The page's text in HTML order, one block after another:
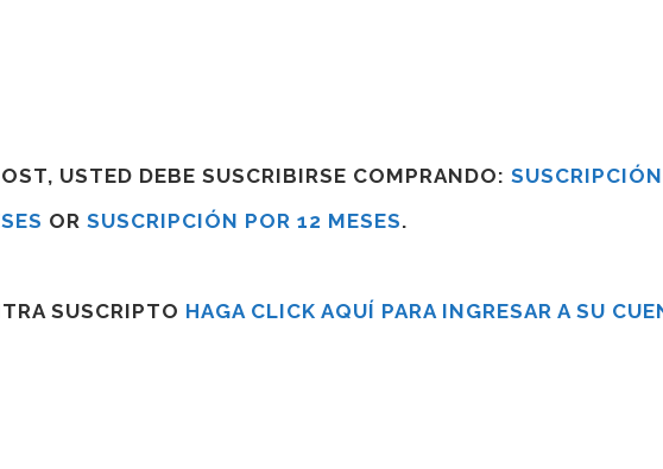
USTED DEBE SUSCRIBIRSE COMPRANDO:
OR SUSCRIPCIÓN POR 12 MESES.
SUSCRIPTO HAGA CLICK AQUÍ PARA INGRESAR A SU